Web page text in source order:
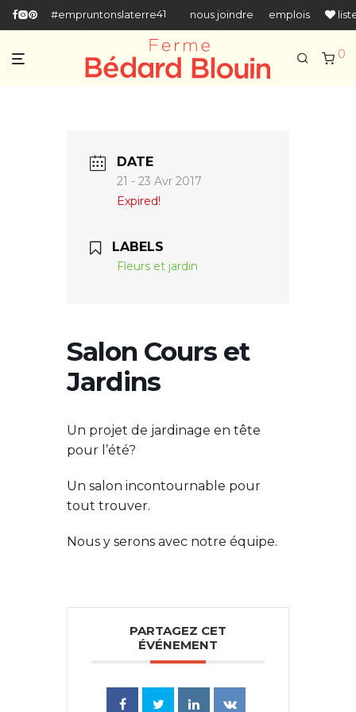
#empruntonslaterre418-666-5518nous joindre emplois
0
DATE
21 - 23 Avr 2017
Expired!
LABELS
Fleurs et jardin
Salon Cours et
Jardins
Un projet de jardinage en tête
pour l’été?
Un salon incontournable pour
tout trouver.
Nous y serons avec notre équipe.
PARTAGEZ CET
ÉVÉNEMENT